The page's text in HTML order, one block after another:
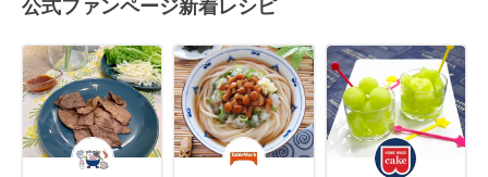
公式ファンページ新着レシピ